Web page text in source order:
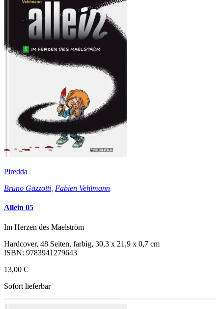
Piredda
Bruno Gazzotti Fabien Vehlmann
Allein 05
Im Herzen des Maelström
Hardcover, 48 Seiten, farbig, 30,3 x 21,9 x 0,7 cm
ISBN: 9783941279643
13,00 €
Sofort lieferbar